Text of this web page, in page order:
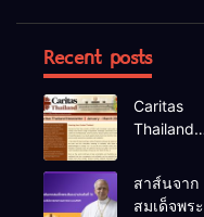
Recent posts
Caritas
Thailand
(January –
March
สาส์นจาก
สมเด็จพระ